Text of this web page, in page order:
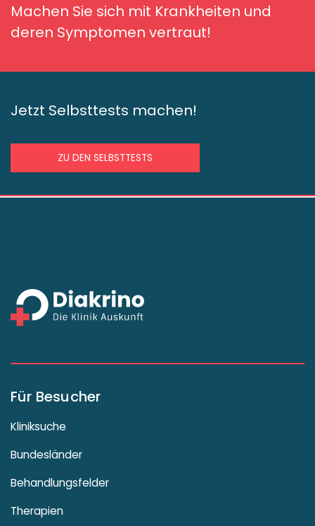
Machen Sie sich mit Krankheiten und
deren Symptomen vertraut!
Jetzt Selbsttests machen!
ZU DEN SELBSTTESTS
Für Besucher
Kliniksuche
Bundesländer
Behandlungsfelder
Therapien